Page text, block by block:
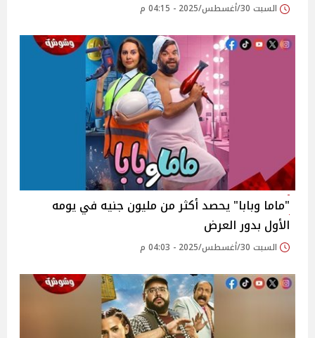
السبت 30/أغسطس/2025 - 04:15 م
"ماما وبابا" يحصد أكثر من مليون جنيه في يومه
الأول بدور العرض
السبت 30/أغسطس/2025 - 04:03 م